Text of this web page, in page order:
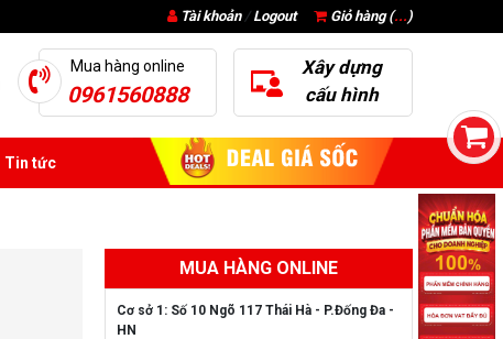
Giỏ hàng (...)
Tài khoản/ Logout
Mua hàng online
0961560888
Xây dựng
cấu hình
Tin tức
MUA HÀNG ONLINE
Cơ sở 1: Số 10 Ngõ 117 Thái Hà - P.Đống Đa -
HN